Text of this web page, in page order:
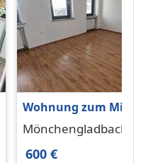
Wohnung zum Mieten
in Mönchengladbach
Mönchengladbach
41061
600 €